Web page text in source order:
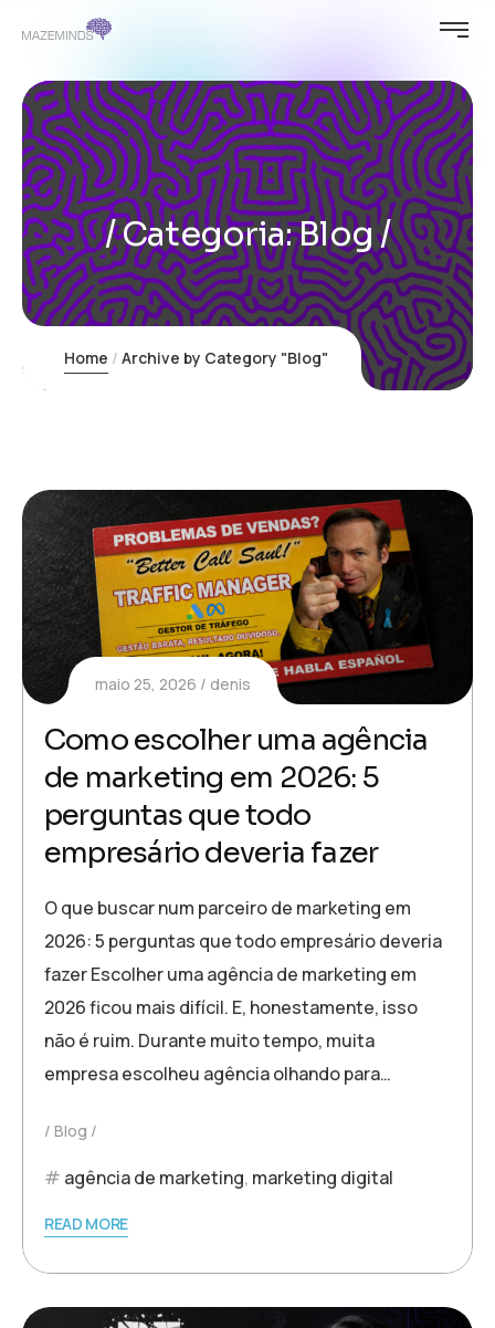
Categoria:Blog
Home Archive by Category "Blog"
maio 25, 2026 denis
Como escolher uma agência
de marketing em 2026: 5
perguntas que todo
empresário deveria fazer
O que buscar num parceiro de marketing em
2026: 5 perguntas que todo empresário deveria
fazer Escolher uma agência de marketing em
2026 ficou mais difícil. E, honestamente, isso
não é ruim. Durante muito tempo, muita
empresa escolheu agência olhando para…
Blog
agência de marketing, marketing digital
READ MORE